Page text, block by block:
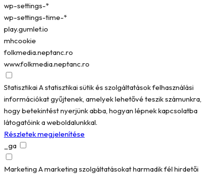
wp-settings-*
wp-settings-time-*
play.gumlet.io
mhcookie
folkmedia.neptanc.ro
www.folkmedia.neptanc.ro
StatisztikaiA statisztikai sütik és szolgáltatások felhasználási
információkat gyűjtenek, amelyek lehetővé teszik számunkra,
hogy betekintést nyerjünk abba, hogyan lépnek kapcsolatba
látogatóink a weboldalunkkal.
Részletek megjelenítése
_ga
Marketing A marketing szolgáltatásokat harmadik fél hirdetői